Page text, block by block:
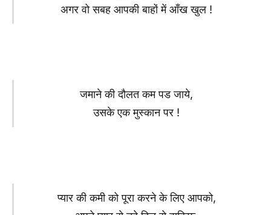
अगर वो सबह आपकी बाहों में आँख खुल !
जमाने की दौलत कम पड जाये,
उसके एक मुस्कान पर !
प्यार की कमी को पूरा करने के लिए आपको,